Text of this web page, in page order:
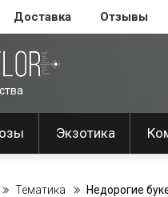
Доставка Отзывы
Экзотика
Тематика Недорогие